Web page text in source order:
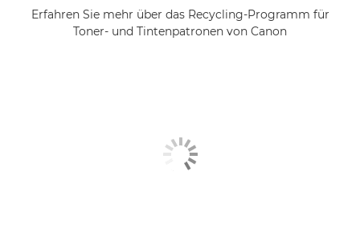
Erfahren Sie mehr über das Recycling-Programm für
Toner- und Tintenpatronen von Canon